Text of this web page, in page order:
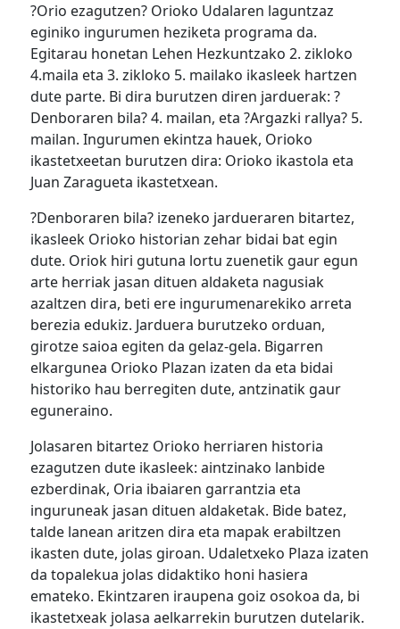
?Orio ezagutzen? Orioko Udalaren laguntzaz
eginiko ingurumen heziketa programa da.
Egitarau honetan Lehen Hezkuntzako 2. zikloko
4.maila eta 3. zikloko 5. mailako ikasleek hartzen
dute parte. Bi dira burutzen diren jarduerak: ?
Denboraren bila? 4. mailan, eta ?Argazki rallya? 5.
mailan. Ingurumen ekintza hauek, Orioko
ikastetxeetan burutzen dira: Orioko ikastola eta
Juan Zaragueta ikastetxean.
?Denboraren bila? izeneko jardueraren bitartez,
ikasleek Orioko historian zehar bidai bat egin
dute. Oriok hiri gutuna lortu zuenetik gaur egun
arte herriak jasan dituen aldaketa nagusiak
azaltzen dira, beti ere ingurumenarekiko arreta
berezia edukiz. Jarduera burutzeko orduan,
girotze saioa egiten da gelaz-gela. Bigarren
elkargunea Orioko Plazan izaten da eta bidai
historiko hau berregiten dute, antzinatik gaur
eguneraino.
Jolasaren bitartez Orioko herriaren historia
ezagutzen dute ikasleek: aintzinako lanbide
ezberdinak, Oria ibaiaren garrantzia eta
inguruneak jasan dituen aldaketak. Bide batez,
talde lanean aritzen dira eta mapak erabiltzen
ikasten dute, jolas giroan. Udaletxeko Plaza izaten
da topalekua jolas didaktiko honi hasiera
emateko. Ekintzaren iraupena goiz osokoa da, bi
ikastetxeak jolasa aelkarrekin burutzen dutelarik.